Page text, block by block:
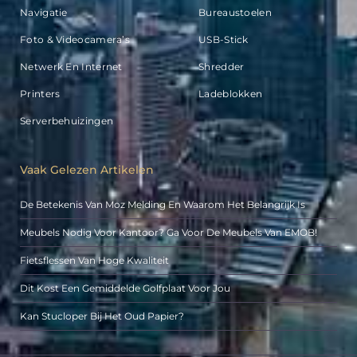
Navigatie
Foto & Videocamera’s
Netwerk En Internet
Printers
Serverbehuizingen
Bureaustoelen
USB-Stick
Shredder
Ladeblokken
Vaak Gelezen Artikelen
De Betekenis Van Moz Melding En Waarom Het Belangrijk Is
Meubels Nodig Voor Kantoor? Ga Voor De Meubels Van EMOB!
Fietsflessen Van Hoge Kwaliteit
Dit Kost Een Gemiddelde Golfplaat Voor Jou
Kan Stucloper Bij Het Oud Papier?